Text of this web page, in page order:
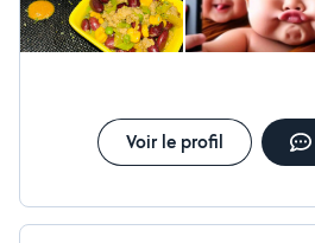
Voir le profil